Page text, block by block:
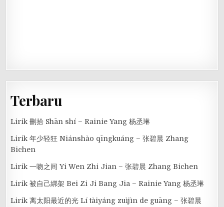
Terbaru
Lirik 刪拾 Shān shí – Rainie Yang 杨丞琳
Lirik 年少轻狂 Niánshào qīngkuáng – 张碧晨 Zhang
Bichen
Lirik 一吻之间 Yi Wen Zhi Jian – 张碧晨 Zhang Bichen
Lirik 被自己綁架 Bei Zi Ji Bang Jia – Rainie Yang 杨丞琳
Lirik 离太阳最近的光 Lí tàiyáng zuìjìn de guāng – 张碧晨